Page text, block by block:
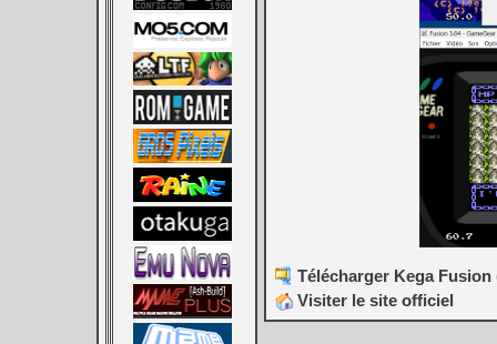
Télécharger Kega Fusion
Visiter le site officiel